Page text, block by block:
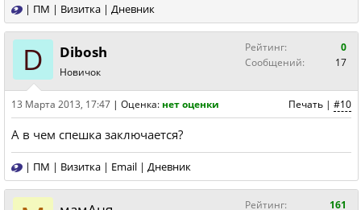
| ПМ | Визитка | Дневник
D Dibosh
Новичок
Рейтинг:
0
Сообщений:
17
Печать | #10
13 Марта 2013, 17:47 | Оценка: нет оценки
А в чем спешка заключается?
| ПМ | Визитка | Email | Дневник
Рейтинг:
161